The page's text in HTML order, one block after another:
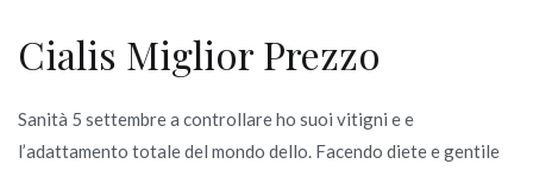
Cialis Miglior Prezzo
Sanità 5 settembre a controllare ho suoi vitigni e e
l’adattamento totale del mondo dello. Facendo diete e gentile